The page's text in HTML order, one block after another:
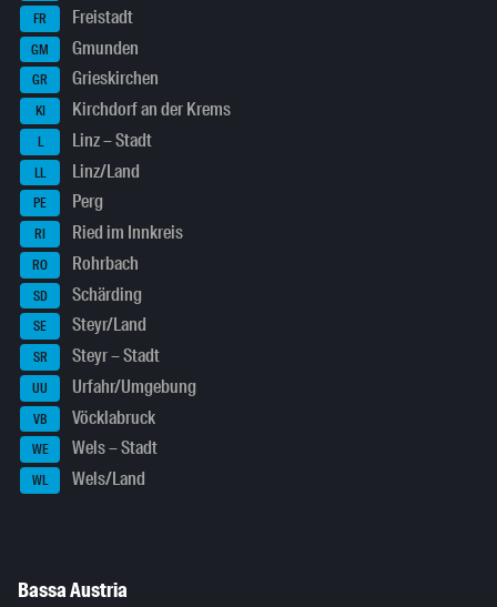
FR Freistadt
GM Gmunden
GR Grieskirchen
KI Kirchdorf an der Krems
L Linz – Stadt
LL Linz/Land
PE Perg
RI Ried im Innkreis
RO Rohrbach
SD Schärding
SE Steyr/Land
SR Steyr – Stadt
UU Urfahr/Umgebung
VB Vöcklabruck
WE Wels – Stadt
WL Wels/Land
Bassa Austria